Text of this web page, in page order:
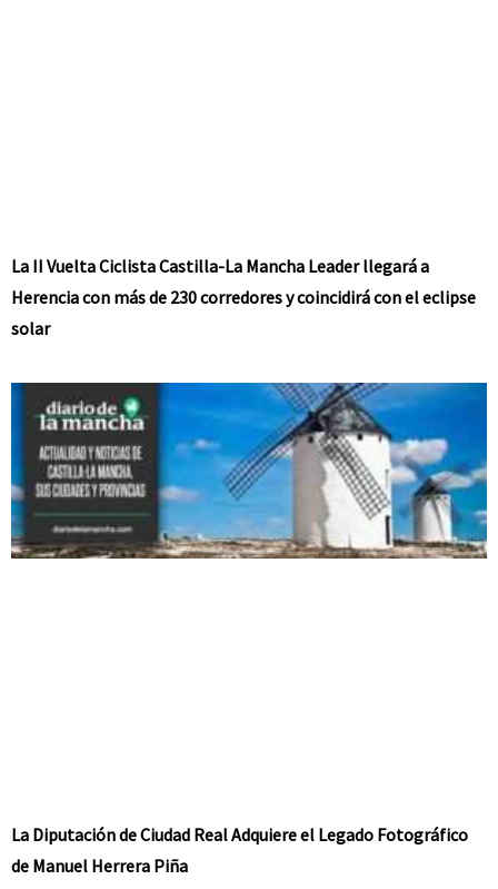
La II Vuelta Ciclista Castilla-La Mancha Leader llegará a
Herencia con más de 230 corredores y coincidirá con el eclipse
solar
La Diputación de Ciudad Real Adquiere el Legado Fotográfico
de Manuel Herrera Piña